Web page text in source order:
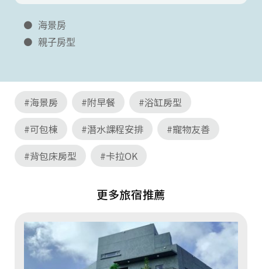
海景房
親子房型
#海景房 #附早餐
#浴缸房型
#可包棟
#潛水課程安排
#寵物友善
#背包床房型
#卡拉OK
更多旅宿推薦